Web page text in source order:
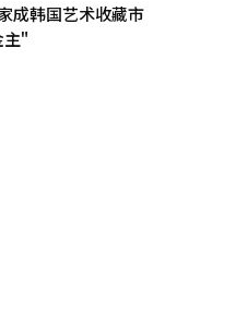
成韩国艺术收藏市
主"